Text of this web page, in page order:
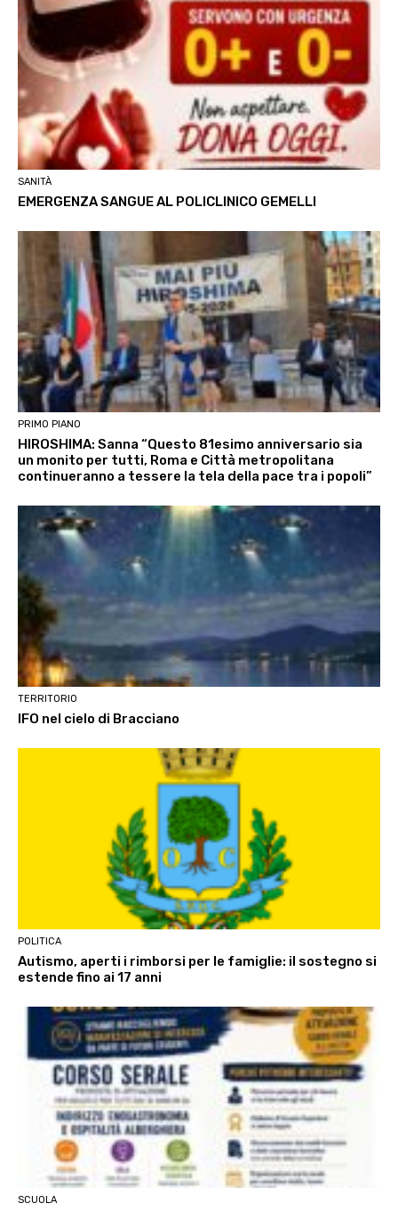
SANITÀ
EMERGENZA SANGUE AL POLICLINICO GEMELLI
PRIMO PIANO
HIROSHIMA: Sanna “Questo 81esimo anniversario sia
un monito per tutti, Roma e Città metropolitana
continueranno a tessere la tela della pace tra i popoli”
TERRITORIO
IFO nel cielo di Bracciano
POLITICA
Autismo, aperti i rimborsi per le famiglie: il sostegno si
estende fino ai 17 anni
SCUOLA